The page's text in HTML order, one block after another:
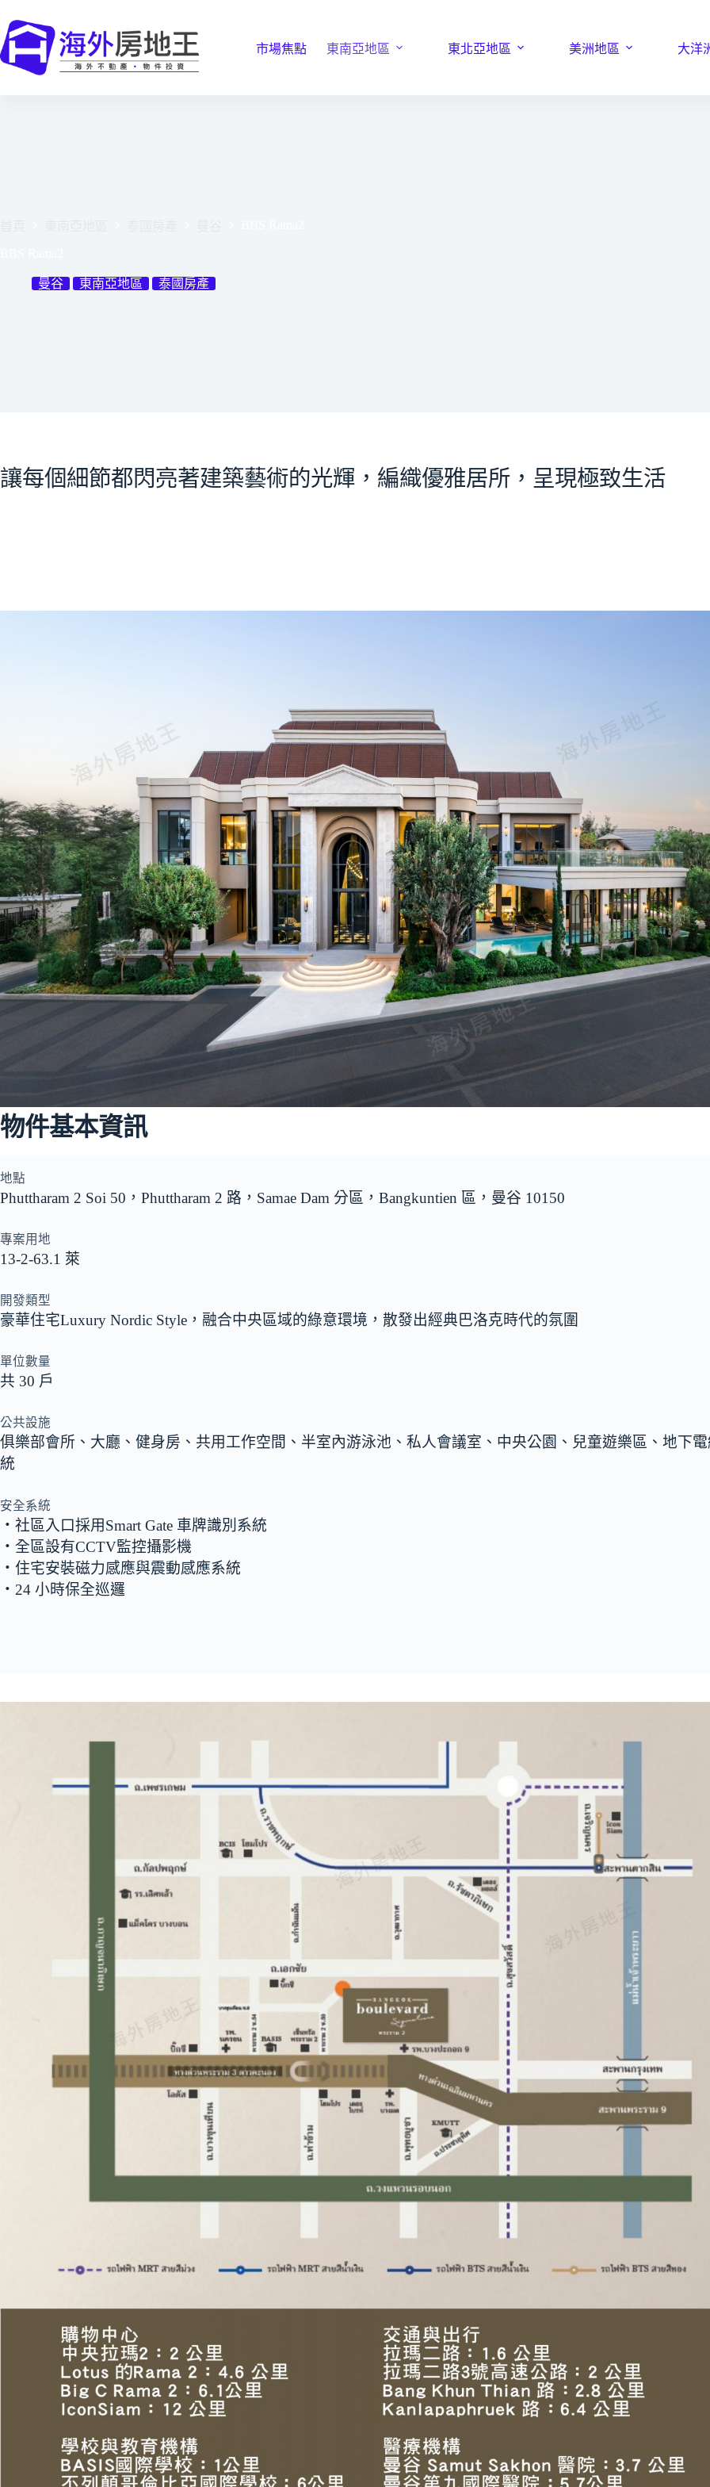
至
主
要
市場焦點 東南亞地區 東北亞地區 美洲地區 大洋
曼谷 東南亞地區 泰國房產
讓每個細節都閃亮著建築藝術的光輝，編織優雅居所，呈現極致生活
物件基本資訊
地點
Phuttharam 2 Soi 50，Phuttharam 2 路，Samae Dam 分區，Bangkuntien 區，曼谷 10150
專案用地
13-2-63.1 萊
開發類型
豪華住宅Luxury Nordic Style，融合中央區域的綠意環境，散發出經典巴洛克時代的氛圍
單位數量
共 30 戶
公共設施
俱樂部會所、大廳、健身房、共用工作空間、半室內游泳池、私人會議室、中央公園、兒童遊樂區、地下
統
安全系統
‧社區入口採用Smart Gate 車牌識別系統
‧全區設有CCTV監控攝影機
‧住宅安裝磁力感應與震動感應系統
‧24 小時保全巡邏